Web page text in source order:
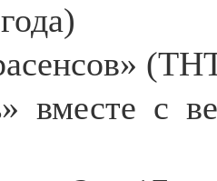
вместе с